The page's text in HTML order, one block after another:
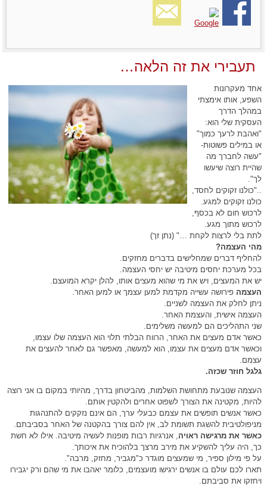
תעבירי את זה הלאה…
אחד מעקרונות
השפע, אותו אימצתי
במהלך הדרך
העסקית שלי הוא:
"ואהבת לרעך כמוך"
או במילים פשוטות-
"עשה לחברך מה
שהיית רוצה שיעשו
לך".
.."כולנו זקוקים לחסד,
כולנו זקוקים למגע.
לרכוש חום לא בכסף,
לרכוש מתוך מגע.
לתת בלי לרצות לקחת …" (נתן זך)
מהי העצמה?
להחליף דברים שמחלישים בדברים מחזקים.
בכל מערכת יחסים מיטיבה יש יחסי העצמה.
יש את המעצים, ויש את מי שהוא מעצים אותו, להלן יקרא המועצם.
העצמהפירושה עשייה מקדמת למען עצמך או למען האחר.
ניתן לחלק את העצמה לשניים.
העצמה אישית, והעצמת האחר.
שני התהליכים הם למעשה משלימים.
כאשר אדם מעצים את האחר, הרווח הבלתי תלוי הוא העצמה שלו עצמו,
וכאשר אדם מעצים את עצמו, הוא למעשה, מאפשר גם לאחר להעצים את
עצמם.
גלגל חוזר שכזה.
העצמה שנובעת מתחושת השלמות, מהביטחון בדרך, מהיותי במקום בו אני רוצה
להיות, מקטינה את הצורך לשפוט אחרים ולהקטין אותם.
כאשר אנשים תופשים את עצמם כבעלי ערך, הם אינם נזקקים להתנהגות
מניפולטיבית להשגת תשומת לב, אין להם צורך בהקטנה של האחר בסביבתם.
כאשר את מרגישה ראויה , אנרגיות רבות מופנות לעשיה מיטיבה. אילו לא חשת
כך, היה עליך להשקיע את מירב מרצך בלהוכיח את איכותך.
על פי מילון ספיר, מי שמעצים מוגדר כ"מגביר, מחזק, מרבה".
תארו לכם עולם בו אנשים ירגישו מועצמים, כלומר יאהבו את מי שהם ורק יגבירו
ויחזקו את סביבתם.